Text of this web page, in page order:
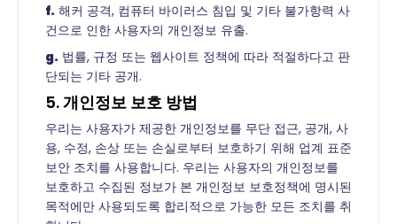
f. 해커 공격, 컴퓨터 바이러스 침입 및 기타 불가항력 사
건으로 인한 사용자의 개인정보 유출.
g. 법률, 규정 또는 웹사이트 정책에 따라 적절하다고 판
단되는 기타 공개.
5. 개인정보 보호 방법
우리는 사용자가 제공한 개인정보를 무단 접근, 공개, 사
용, 수정, 손상 또는 손실로부터 보호하기 위해 업계 표준
보안 조치를 사용합니다. 우리는 사용자의 개인정보를
보호하고 수집된 정보가 본 개인정보 보호정책에 명시된
목적에만 사용되도록 합리적으로 가능한 모든 조치를 취